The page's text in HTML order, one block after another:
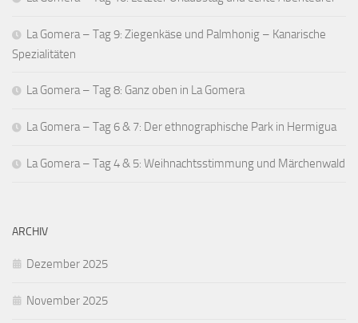
La Gomera – Tag 9: Ziegenkäse und Palmhonig – Kanarische
Spezialitäten
La Gomera – Tag 8: Ganz oben in La Gomera
La Gomera – Tag 6 & 7: Der ethnographische Park in Hermigua
La Gomera – Tag 4 & 5: Weihnachtsstimmung und Märchenwald
ARCHIV
Dezember 2025
November 2025